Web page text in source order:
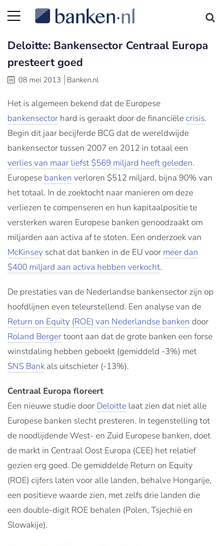
Deloitte: Bankensector Centraal Europa
presteert goed
08 mei 2013 Banken.nl
Het is algemeen bekend dat de Europese
bankensector hard is geraakt door de financiëlecrisis.
Begin dit jaar becijferde BCG dat de wereldwijde
bankensector tussen 2007 en 2012 in totaal een
verlies van maar liefst $569 miljard heeft geleden.
Europese banken verloren $512 miljard, bijna 90% van
het totaal. In de zoektocht naar manieren om deze
verliezen te compenseren en hun kapitaalpositie te
versterken waren Europese banken genoodzaakt om
miljarden aan activa af te stoten. Een onderzoek van
McKinsey schat dat banken in de EU voor meer dan
$400 miljard aan activa hebben verkocht.
De prestaties van de Nederlandse bankensector zijn op
hoofdlijnen even teleurstellend. Een analyse van de
Return on Equity (ROE) van Nederlandse banken door
Roland Bergertoont aan dat de grote banken een forse
winstdaling hebben geboekt (gemiddeld -3%) met
SNS Bank als uitschieter (-13%).
Centraal Europa floreert
Een nieuwe studie door Deloitte laat zien dat niet alle
Europese banken slecht presteren. In tegenstelling tot
de noodlijdende West- en Zuid Europese banken, doet
de markt in Centraal Oost Europa (CEE) het relatief
gezien erg goed. De gemiddelde Return on Equity
(ROE) cijfers laten voor alle landen, behalve Hongarije,
een positieve waarde zien, met zelfs drie landen die
een double-digit ROE behalen (Polen, Tsjechië en
Slowakije).